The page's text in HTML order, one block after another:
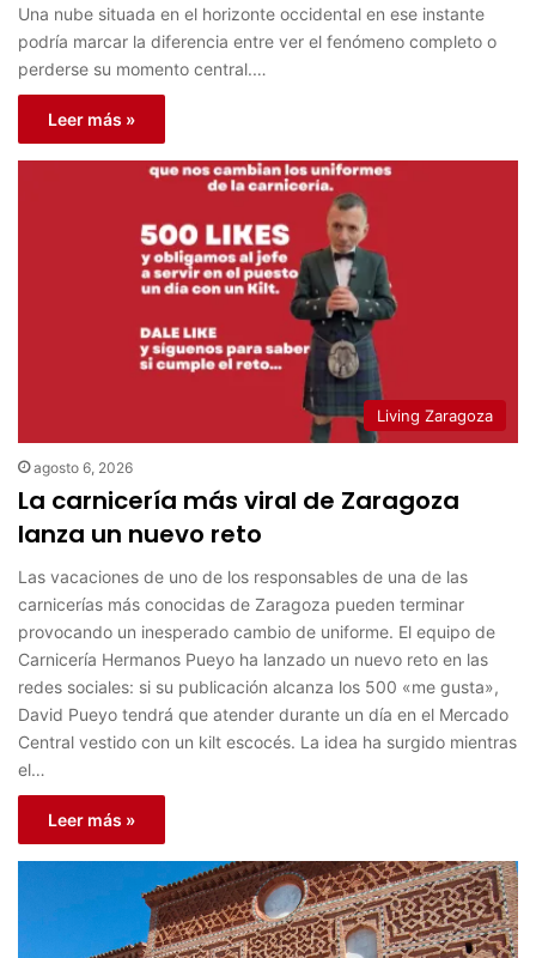
Una nube situada en el horizonte occidental en ese instante
podría marcar la diferencia entre ver el fenómeno completo o
perderse su momento central.…
Leer más »
Living Zaragoza
agosto 6, 2026
La carnicería más viral de Zaragoza
lanza un nuevo reto
Las vacaciones de uno de los responsables de una de las
carnicerías más conocidas de Zaragoza pueden terminar
provocando un inesperado cambio de uniforme. El equipo de
Carnicería Hermanos Pueyo ha lanzado un nuevo reto en las
redes sociales: si su publicación alcanza los 500 «me gusta»,
David Pueyo tendrá que atender durante un día en el Mercado
Central vestido con un kilt escocés. La idea ha surgido mientras
el…
Leer más »